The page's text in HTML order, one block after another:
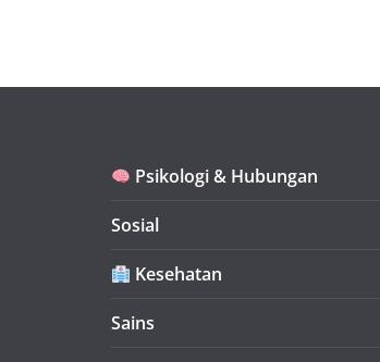
Psikologi & Hubungan
Sosial
Kesehatan
Sains